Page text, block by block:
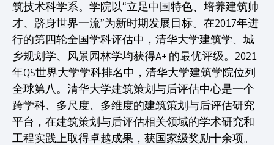
筑技术科学系。学院以“立足中国特色、培养建筑帅
才、跻身世界一流”为新时期发展目标。在2017年进
行的第四轮全国学科评估中，清华大学建筑学、城
乡规划学、风景园林学均获得A+ 的最优评级。2021
年QS世界大学学科排名中，清华大学建筑学院位列
全球第八。清华大学建筑策划与后评估中心是一个
跨学科、多尺度、多维度的建筑策划与后评估研究
平台，在建筑策划与后评估相关领域的学术研究和
工程实践上取得卓越成果，获国家级奖励十余项。